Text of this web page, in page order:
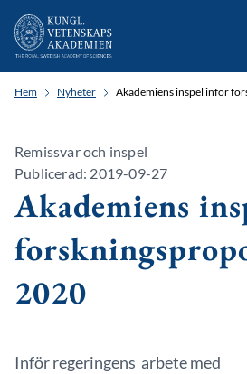
Hem Nyheter Akademiens inspel inför
Remissvar och inspel
Publicerad: 2019-09-27
Akademiens
2020
Inför regeringens arbete med